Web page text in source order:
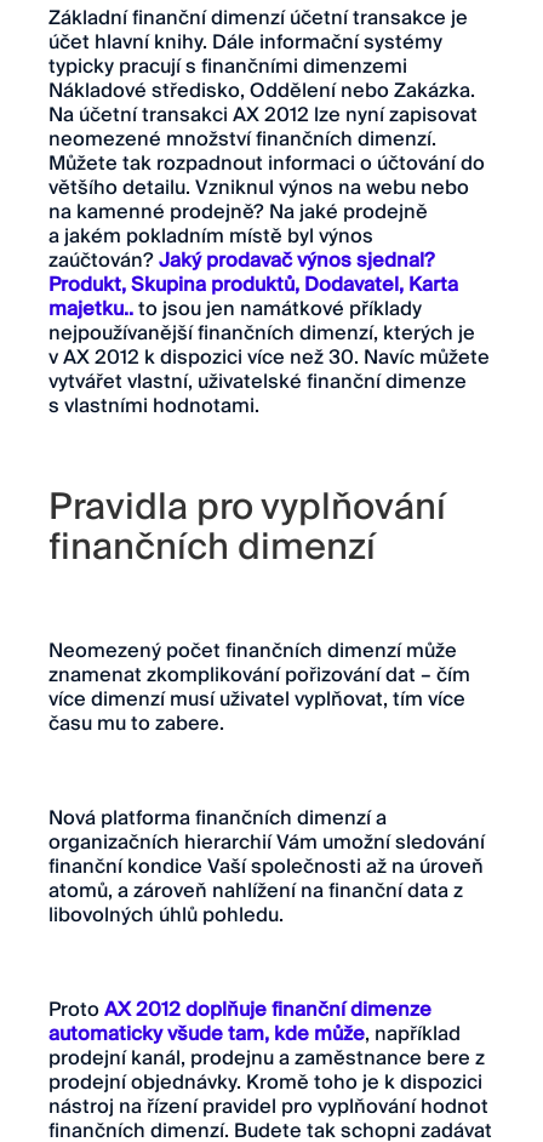
Základní finanční dimenzí účetní transakce je
účet hlavní knihy. Dále informační systémy
typicky pracují s finančními dimenzemi
Nákladové středisko, Oddělení nebo Zakázka.
Na účetní transakci AX 2012 lze nyní zapisovat
neomezené množství finančních dimenzí.
Můžete tak rozpadnout informaci o účtování do
většího detailu. Vzniknul výnos na webu nebo
na kamenné prodejně? Na jaké prodejně
a jakém pokladním místě byl výnos
zaúčtován?Jaký prodavač výnos sjednal?
Produkt, Skupina produktů, Dodavatel, Karta
majetku..to jsou jen namátkové příklady
nejpoužívanější finančních dimenzí, kterých je
v AX 2012 k dispozici více než 30. Navíc můžete
vytvářet vlastní, uživatelské finanční dimenze
s vlastními hodnotami.
Pravidla pro vyplňování
finančních dimenzí
Neomezený počet finančních dimenzí může
znamenat zkomplikování pořizování dat – čím
více dimenzí musí uživatel vyplňovat, tím více
času mu to zabere.
Nová platforma finančních dimenzí a
organizačních hierarchií Vám umožní sledování
finanční kondice Vaší společnosti až na úroveň
atomů, a zároveň nahlížení na finanční data z
libovolných úhlů pohledu.
ProtoAX 2012 doplňuje finanční dimenze
automaticky všude tam, kde může, například
prodejní kanál, prodejnu a zaměstnance bere z
prodejní objednávky. Kromě toho je k dispozici
nástroj na řízení pravidel pro vyplňování hodnot
finančních dimenzí. Budete tak schopni zadávat